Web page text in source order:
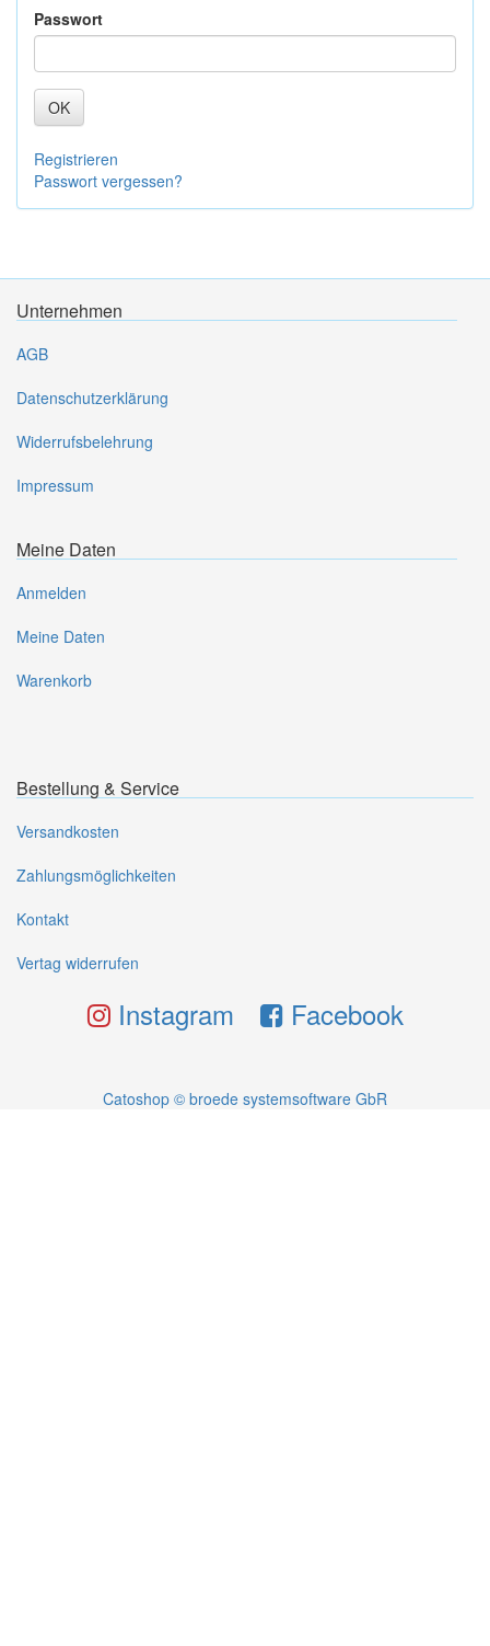
Passwort
OK
Registrieren
Passwort vergessen?
Unternehmen
AGB
Datenschutzerklärung
Widerrufsbelehrung
Impressum
Meine Daten
Anmelden
Meine Daten
Warenkorb
Bestellung & Service
Versandkosten
Zahlungsmöglichkeiten
Kontakt
Vertag widerrufen
Instagram Facebook
Catoshop © broede systemsoftware GbR